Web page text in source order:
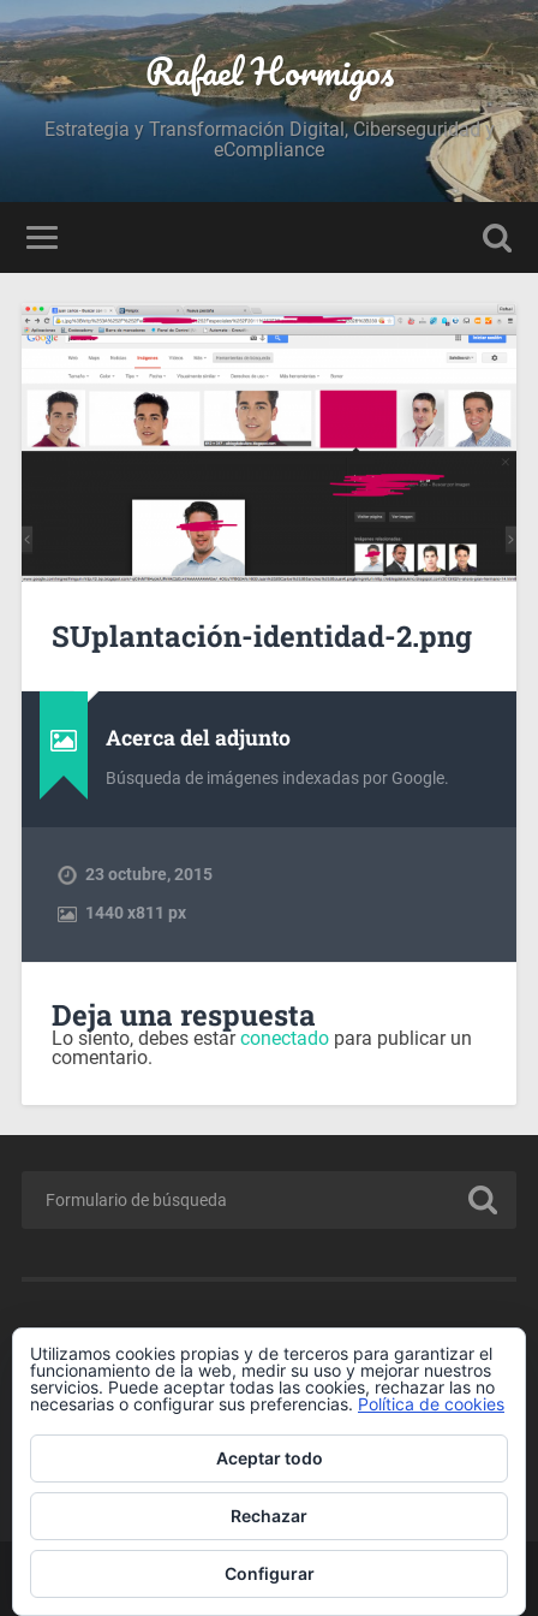
Rafael Hormigos
Estrategia y Transformación Digital, Ciberseguridad y
eCompliance
SUplantación-identidad-2.png
Acerca del adjunto
Búsqueda de imágenes indexadas por Google.
23 octubre, 2015
1440x811 px
Deja una respuesta
Lo siento, debes estarconectadopara publicar un
comentario.
Conferencia GRATIS para Padres y Madres.
Enlaces de Interés
Más información sobre las cookies
Política de cookies
RAFAEL HORMIGOS
Utilizamos cookies propias y de terceros para garantizar el
funcionamiento de la web, medir su uso y mejorar nuestros
servicios. Puede aceptar todas las cookies, rechazar las no
necesarias o configurar sus preferencias. Política de cookies
Aceptar todo
Rechazar
Configurar